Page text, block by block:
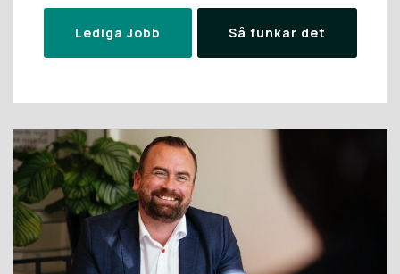
Lediga Jobb Så funkar det